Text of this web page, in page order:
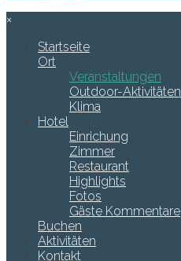
×
Startseite
Ort
Veranstaltungen
Outdoor-Aktivitäten
Klima
Hotel
Einrichung
Zimmer
Restaurant
Highlights
Fotos
Gäste Kommentare
Buchen
Aktivitäten
Kontakt